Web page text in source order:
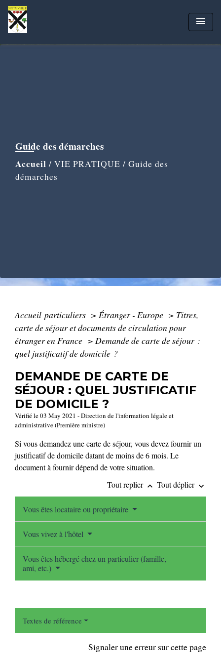
menu
Guide des démarches
Accueil / VIE PRATIQUE / Guide des
démarches
Accueil particuliers > Étranger - Europe > Titres,
carte de séjour et documents de circulation pour
étranger en France > Demande de carte de séjour :
quel justificatif de domicile ?
DEMANDE DE CARTE DE
SÉJOUR : QUEL JUSTIFICATIF
DE DOMICILE ?
Vérifié le 03 May 2021 - Direction de l'information légale et
administrative (Première ministre)
Si vous demandez une carte de séjour, vous devez fournir un
justificatif de domicile datant de moins de 6 mois. Le
document à fournir dépend de votre situation.
Tout replier keyboard_arrow_up Tout déplier keyboard_arrow_down
Vous êtes locataire ou propriétaire
Vous vivez à l'hôtel
Vous êtes hébergé chez un particulier (famille,
ami, etc.)
Textes de référence
Signaler une erreur sur cette page